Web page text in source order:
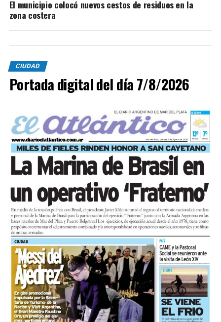
El municipio colocó nuevos cestos de residuos en la
zona costera
CIUDAD
Portada digital del día 7/8/2026